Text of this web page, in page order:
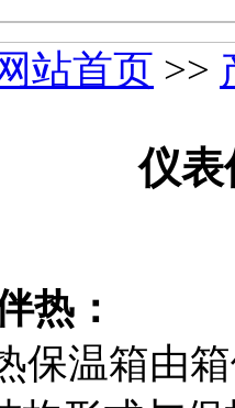
站首页 >>
仪表
热：
保温箱由